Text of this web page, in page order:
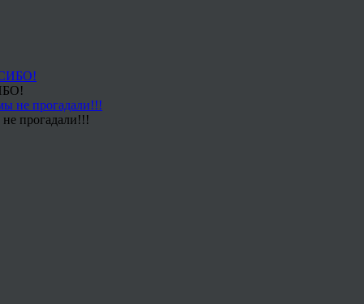
прогадали!!!